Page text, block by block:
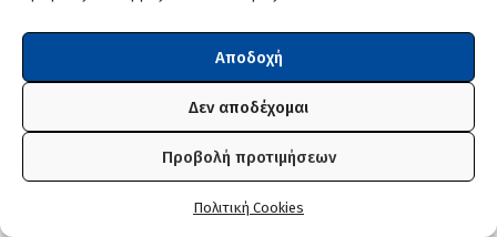
Αποδοχή
Δεν αποδέχομαι
Προβολή προτιμήσεων
Πολιτική Cookies
προσωρινών αναπληρωτών
ή/και ωρομισθίων το σχολικό
έτος 2022-2023
από edogouli
Πρόσκληση υποψήφιων εκπαιδευτικών